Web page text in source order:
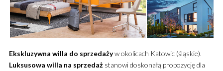
Ekskluzywna willa do sprzedażyw okolicach Katowic (śląskie).
Luksusowa willa na sprzedażstanowi doskonałą propozycję dla